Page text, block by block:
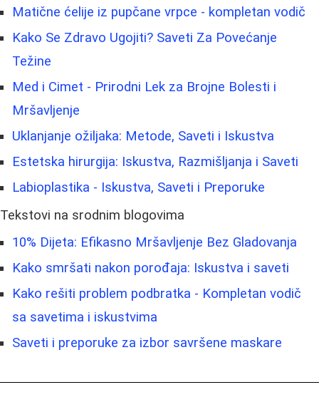
Matične ćelije iz pupčane vrpce - kompletan vodič
Kako Se Zdravo Ugojiti? Saveti Za Povećanje
Težine
Med i Cimet - Prirodni Lek za Brojne Bolesti i
Mršavljenje
Uklanjanje ožiljaka: Metode, Saveti i Iskustva
Estetska hirurgija: Iskustva, Razmišljanja i Saveti
Labioplastika - Iskustva, Saveti i Preporuke
Tekstovi na srodnim blogovima
10% Dijeta: Efikasno Mršavljenje Bez Gladovanja
Kako smršati nakon porođaja: Iskustva i saveti
Kako rešiti problem podbratka - Kompletan vodič
sa savetima i iskustvima
Saveti i preporuke za izbor savršene maskare